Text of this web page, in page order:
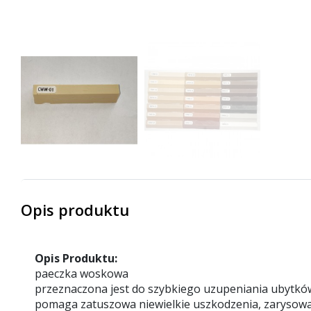
Opis produktu
Opis Produktu:
paeczka woskowa
przeznaczona jest do szybkiego uzupeniania
pomaga zatuszowa niewielkie uszkodzenia,